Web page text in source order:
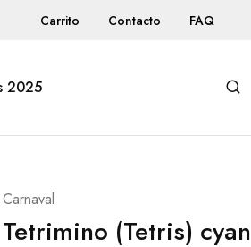
Carrito Contacto FAQ
2025
Carnaval
Tetrimino (Tetris) cyan